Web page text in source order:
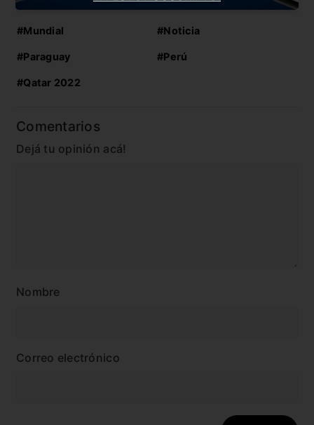
#Croacia #Lionel Scaloni
#Mundial #Noticia
#Paraguay #Perú
#Qatar 2022
Comentarios
Dejá tu opinión acá!
Nombre
Correo electrónico